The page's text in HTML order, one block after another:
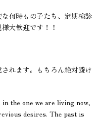
何時もの子たち、定期検診
大歓迎です！！
れます。もちろん絶対避け
the one we are living now,
desires. The past is